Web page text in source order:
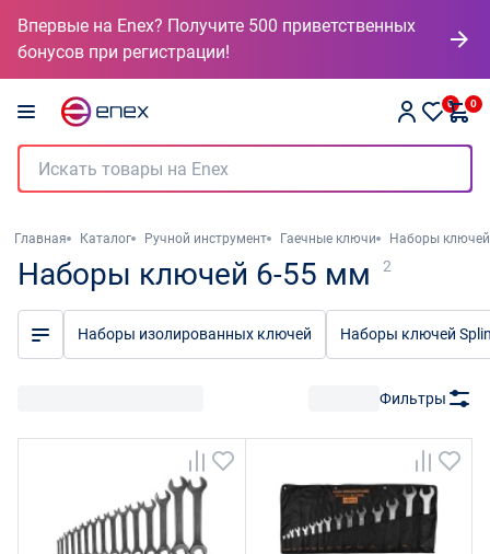
Впервые на Enex? Получите 500 приветственных
бонусов при регистрации!
0 0
Главная Каталог Ручной инструмент Гаечные ключи Наборы ключей
Наборы ключей 6-55 мм 2
Наборы изолированных ключей Наборы ключей
Фильтры